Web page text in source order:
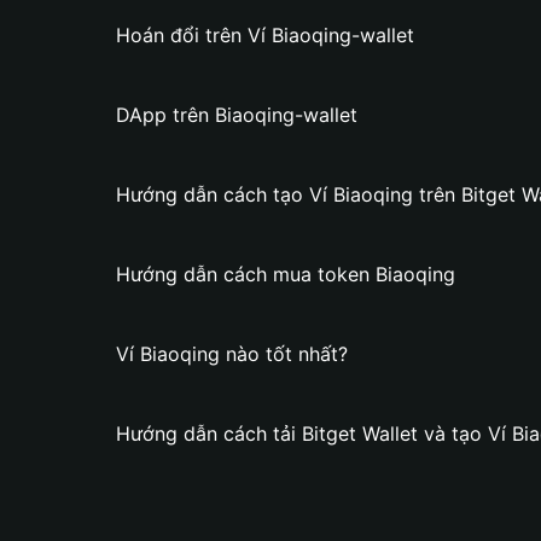
Hoán đổi trên Ví Biaoqing-wallet
DApp trên Biaoqing-wallet
Hướng dẫn cách tạo Ví Biaoqing trên Bitget
Hướng dẫn cách mua token Biaoqing
Ví Biaoqing nào tốt nhất?
Hướng dẫn cách tải Bitget Wallet và tạo Ví